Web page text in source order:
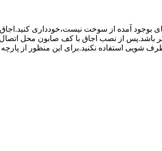
آمده از سوخت نیست،خودداری
بست مناسب استفاده شود.طول شیلنگ نباید از ۱.۵ متر بیشتر
استفاده نکنید.برای این منظور از پارچه